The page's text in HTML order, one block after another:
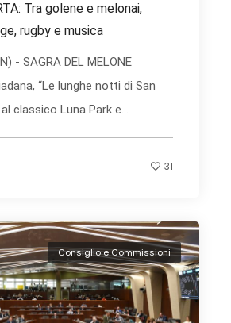
Tra golene e melonai,
rugby e musica
- SAGRA DEL MELONE
“Le lunghe notti di San
classico Luna Park e...
31
Consiglio e Commissioni